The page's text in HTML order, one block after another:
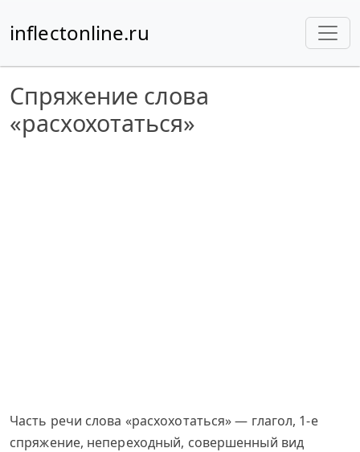
inflectonline.ru
Спряжение слова
«расхохотаться»
Часть речи слова «расхохотаться» — глагол, 1-е
спряжение, непереходный, совершенный вид